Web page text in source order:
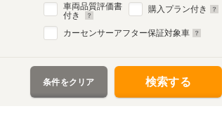
車両品質評価書
付き
購入プラン付き
カーセンサーアフター保証対象車
条件をクリア 検索する